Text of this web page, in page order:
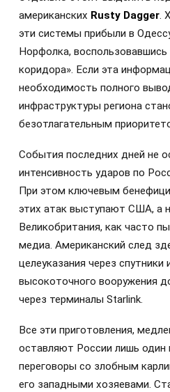
американских Rusty Dagger.
эти системы прибыли в
Норфолка,
коридора». Если эта
необходимость полного
инфраструктуры региона
безотлагательным
События последних дней не
интенсивность ударов по
При этом ключевым
этих атак выступают США, а
Великобритания, как часто
медиа. Американский след
целеуказания через спутники
высокоточного вооружения
через терминалы Starlink.
Все эти приготовления,
оставляют России лишь один
переговоры со злобным
его западными хозяевами.